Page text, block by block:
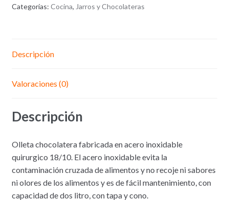
Categorías: Cocina, Jarros y Chocolateras
Descripción
Valoraciones (0)
Descripción
Olleta chocolatera fabricada en acero inoxidable
quirurgico 18/10. El acero inoxidable evita la
contaminación cruzada de alimentos y no recoje ni sabores
ni olores de los alimentos y es de fácil mantenimiento, con
capacidad de dos litro, con tapa y cono.